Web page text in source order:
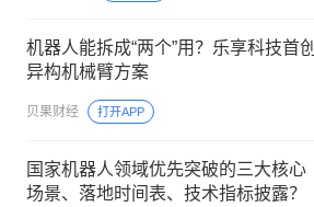
机器人能拆成“两个”用？乐享科技首创
异构机械臂方案
贝果财经 打开APP
国家机器人领域优先突破的三大核心
场景、落地时间表、技术指标披露？